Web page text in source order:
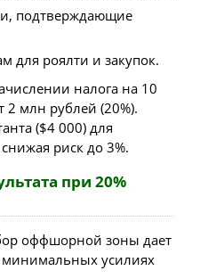
подтверждающие
для роялти и закупок.
налога на 10
2 млн рублей (20%).
($4 000) для
риск до 3%.
при 20%
оффшорной зоны дает
усилиях